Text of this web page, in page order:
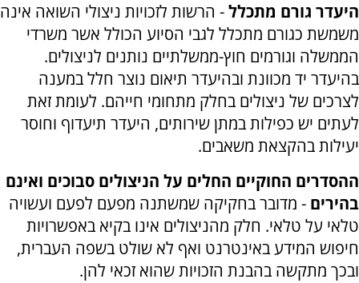
היעדר גורם מתכלל- הרשות לזכויות ניצולי השואה אינה
משמשת כגורם מתכלל לגבי הסיוע הכולל אשר משרדי
הממשלה וגורמים חוץ-ממשלתיים נותנים לניצולים.
בהיעדר יד מכוונת ובהיעדר תיאום נוצר חלל במענה
לצרכים של ניצולים בחלק מתחומי חייהם. לעומת זאת
לעתים יש כפילות במתן שירותים, היעדר תיעדוף וחוסר
יעילות בהקצאת משאבים.
ההסדרים החוקיים החלים על הניצולים סבוכים ואינם
בהירים - מדובר בחקיקה שמשתנה מפעם לפעם ועשויה
טלאי על טלאי. חלק מהניצולים אינו בקיא באפשרויות
חיפוש המידע באינטרנט ואף לא שולט בשפה העברית,
ובכך מתקשה בהבנת הזכויות שהוא זכאי להן.